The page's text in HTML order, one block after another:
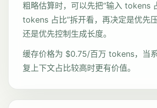
粗略估算时，可以先把“输入 tokens
tokens 占比”拆开看，再决定是优先压
还是优先控制生成长度。
缓存价格为 $0.75/百万 tokens，当
复上下文占比较高时更有价值。